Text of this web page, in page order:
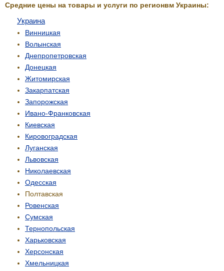
Средние цены на товары и услуги по регионвм Украины:
Украина
Винницкая
Волынская
Днепропетровская
Донецкая
Житомирская
Закарпатская
Запорожская
Ивано-Франковская
Киевская
Кировоградская
Луганская
Львовская
Николаевская
Одесская
Полтавская
Ровенская
Сумская
Тернопольская
Харьковская
Херсонская
Хмельницкая